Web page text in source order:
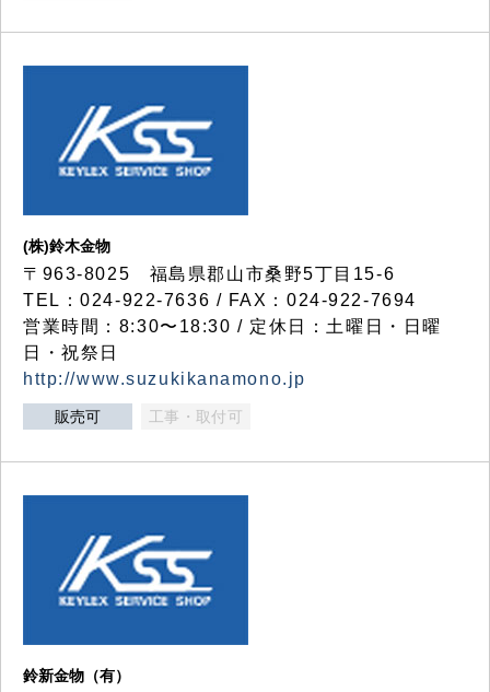
(株)鈴木金物
〒963-8025 福島県郡山市桑野5丁目15-6
TEL：024-922-7636 / FAX：024-922-7694
営業時間：8:30〜18:30 / 定休日：土曜日・日曜
日・祝祭日
http://www.suzukikanamono.jp
販売可 工事・取付可
鈴新金物（有）